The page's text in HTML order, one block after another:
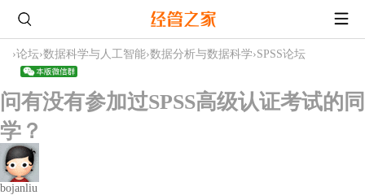
›论坛›数据科学与人工智能›数据分析与数据科学›SPSS论坛
问有没有参加过SPSS高级认证考试的同
学？
bojanliu